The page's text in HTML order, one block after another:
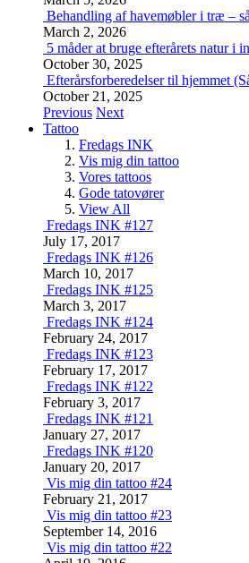
Behandling af havemøbler i træ –
March 2, 2026
5 måder at bruge efterårets natur i
October 30, 2025
Efterårsforberedelser til hjemmet
October 21, 2025
Previous Next
Tattoo
Fredags INK
Vis mig din tattoo
Vores tattoos
Gode tatovører
View All
Fredags INK #127
July 17, 2017
Fredags INK #126
March 10, 2017
Fredags INK #125
March 3, 2017
Fredags INK #124
February 24, 2017
Fredags INK #123
February 17, 2017
Fredags INK #122
February 3, 2017
Fredags INK #121
January 27, 2017
Fredags INK #120
January 20, 2017
Vis mig din tattoo #24
February 21, 2017
Vis mig din tattoo #23
September 14, 2016
Vis mig din tattoo #22